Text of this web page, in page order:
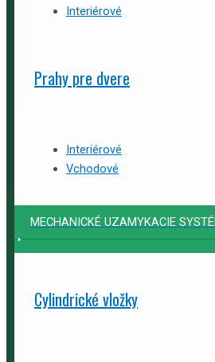
Interiérové
Prahy pre dvere
Interiérové
Vchodové
MECHANICKÉ UZAMYKACIE
Cylindrické vložky